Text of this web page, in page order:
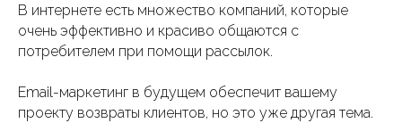
В интернете есть множество компаний, которые
очень эффективно и красиво общаются с
потребителем при помощи рассылок.
Email-маркетинг в будущем обеспечит вашему
проекту возвраты клиентов, но это уже другая тема.